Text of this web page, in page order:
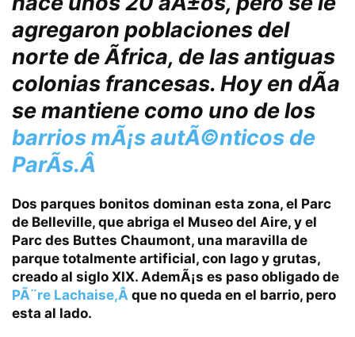
agregaron poblaciones del
norte de Ãfrica, de las antiguas
colonias francesas. Hoy en dÃ­a
se mantiene como uno de los
barrios mÃ¡s autÃ©nticos de
ParÃ­s.Â
Dos parques bonitos dominan esta zona, el Parc
de Belleville, que abriga el Museo del Aire, y el
Parc des Buttes Chaumont, una maravilla de
parque totalmente artificial, con lago y grutas,
creado al siglo XIX. AdemÃ¡s es paso obligado de
PÃ¨re Lachaise,Â que no queda en el barrio, pero
esta al lado.